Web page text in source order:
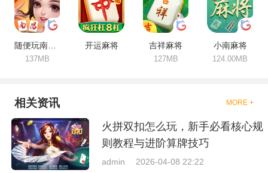
随便玩南昌麻将
137MB
开运麻将 吉祥麻将
127MB
小南麻将
124.00MB
相关资讯 MORE +
火拼双扣怎么玩，新手必看核心规
则教程与进阶算牌技巧
admin 2026-04-08 22:22